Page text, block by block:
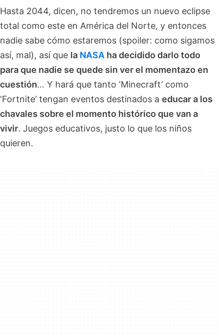
Hasta 2044, dicen, no tendremos un nuevo eclipse
total como este en América del Norte, y entonces
nadie sabe cómo estaremos (spoiler: como sigamos
así, mal), así que la NASA ha decidido darlo todo
para que nadie se quede sin ver el momentazo en
cuestión… Y hará que tanto ‘Minecraft’ como
‘Fortnite’ tengan eventos destinados a educar a los
chavales sobre el momento histórico que van a
vivir. Juegos educativos, justo lo que los niños
quieren.